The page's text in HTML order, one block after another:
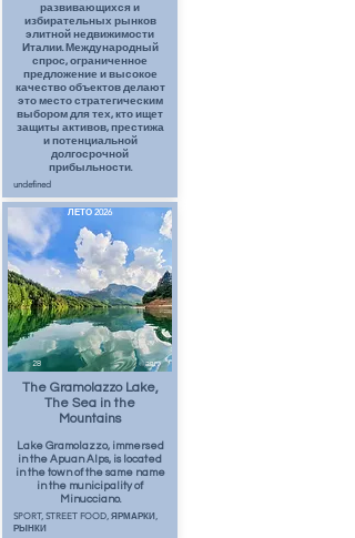
развивающихся и
избирательных рынков
элитной недвижимости
Италии. Международный
спрос, ограниченное
предложение и высокое
качество объектов делают
это место стратегическим
выбором для тех, кто ищет
защиты активов, престижа
и потенциальной
долгосрочной
прибыльности.
undefined
ЛЕТО 2026
авг.
28
The Gramolazzo Lake,
The Sea in the
Mountains
Lake Gramolazzo, immersed
in the Apuan Alps, is located
in the town of the same name
in the municipality of
Minucciano.
SPORT, STREET FOOD, ЯРМАРКИ,
РЫНКИ